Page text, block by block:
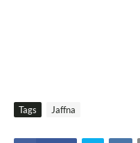
Tags Jaffna